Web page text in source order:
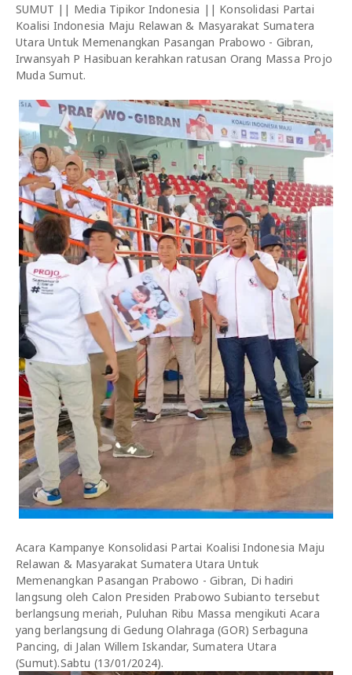
SUMUT || Media Tipikor Indonesia || Konsolidasi Partai
Koalisi Indonesia Maju Relawan & Masyarakat Sumatera
Utara Untuk Memenangkan Pasangan Prabowo - Gibran,
Irwansyah P Hasibuan kerahkan ratusan Orang Massa Projo
Muda Sumut.
Acara Kampanye Konsolidasi Partai Koalisi Indonesia Maju
Relawan & Masyarakat Sumatera Utara Untuk
Memenangkan Pasangan Prabowo - Gibran, Di hadiri
langsung oleh Calon Presiden Prabowo Subianto tersebut
berlangsung meriah, Puluhan Ribu Massa mengikuti Acara
yang berlangsung di Gedung Olahraga (GOR) Serbaguna
Pancing, di Jalan Willem Iskandar, Sumatera Utara
(Sumut).Sabtu (13/01/2024).